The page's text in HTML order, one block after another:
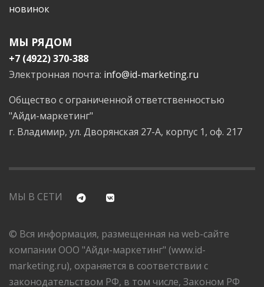
новинок
МЫ РЯДОМ
+7 (4922) 370-388
Электронная почта: info@id-marketing.ru
Общество с ограниченной ответственностью
"Айди-маркетинг"
г. Владимир, ул. Дворянская 27-А, корпус 1, оф. 217
МЫ В СЕТИ
© Вся информация, размещенная на web-сайте
компании ООО "Айди-маркетинг" (www.id-
marketing.ru), охраняется в соответствии с
законодательством РФ, в том числе, Законом РФ